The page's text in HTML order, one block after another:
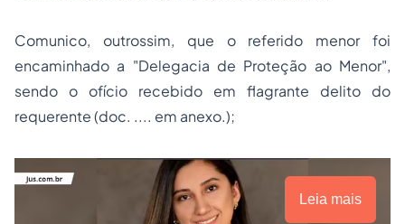
Comunico, outrossim, que o referido menor foi
encaminhado a "Delegacia de Proteção ao Menor",
sendo o ofício recebido em flagrante delito do
requerente (doc. .... em anexo.);
Leia mais